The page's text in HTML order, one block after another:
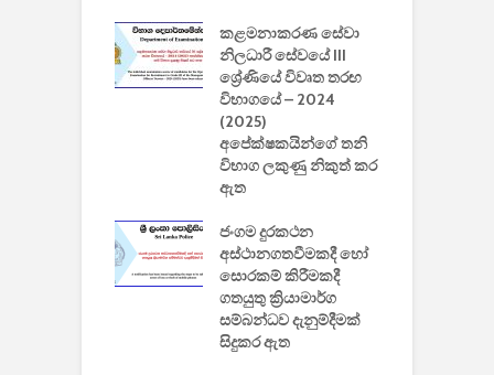
කළමනාකරණ සේවා
නිලධාරී සේවයේ III
ශ්‍රේණියේ විවෘත තරඟ
විභාගයේ – 2024
(2025)
අපේක්ෂකයින්ගේ තනි
විභාග ලකුණු නිකුත් කර
ඇත
ජංගම දුරකථන
අස්ථානගතවීමකදී හෝ
සොරකම් කිරීමකදී
ගතයුතු ක්‍රියාමාර්ග
සම්බන්ධව දැනුම්දීමක්
සිදුකර ඇත